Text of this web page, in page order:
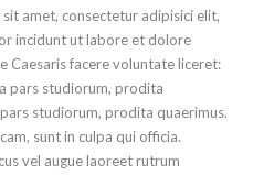
amet, consectetur adipisici elit,
incidunt ut labore et dolore
Caesaris facere voluntate liceret:
pars studiorum, prodita
studiorum, prodita quaerimus.
sunt in culpa qui officia.
vel augue laoreet rutrum